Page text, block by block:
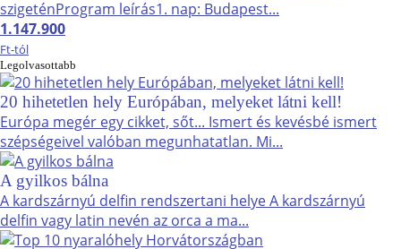
szigeténProgram leírás1. nap: Budapest...
1.147.900
Ft-tól
Legolvasottabb
20 hihetetlen hely Európában, melyeket látni kell!
Európa megér egy cikket, sőt... Ismert és kevésbé ismert
szépségeivel valóban megunhatatlan. Mi...
A gyilkos bálna
A kardszárnyú delfin rendszertani helye A kardszárnyú
delfin vagy latin nevén az orca a ma...